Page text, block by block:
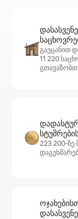
გაეცანით
11 220
გთავაზობთ
223